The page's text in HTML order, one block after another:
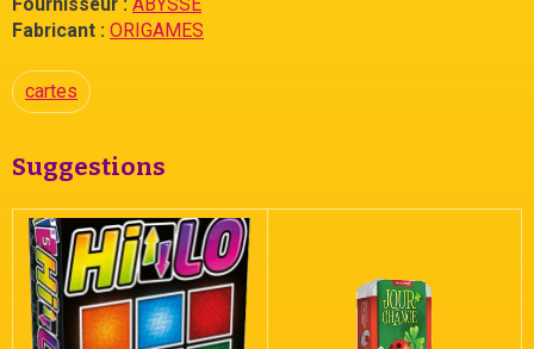
Fabricant : ORIGAMES
cartes
Suggestions